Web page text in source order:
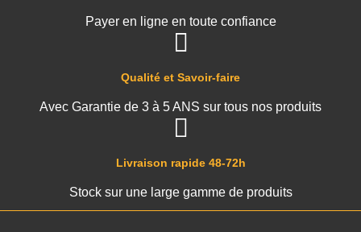
Livraison rapide 48-72h
Stock sur une large gamme de produits
Qualité et Savoir-faire
Avec Garantie de 3 à 5 ANS sur tous nos produits
Payer en ligne en toute confiance